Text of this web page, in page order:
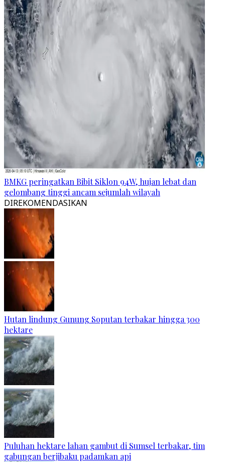
BMKG peringatkan Bibit Siklon 94W, hujan lebat dan
gelombang tinggi ancam sejumlah wilayah
DIREKOMENDASIKAN
Hutan lindung Gunung Soputan terbakar hingga 300
hektare
Puluhan hektare lahan gambut di Sumsel terbakar, tim
gabungan berjibaku padamkan api